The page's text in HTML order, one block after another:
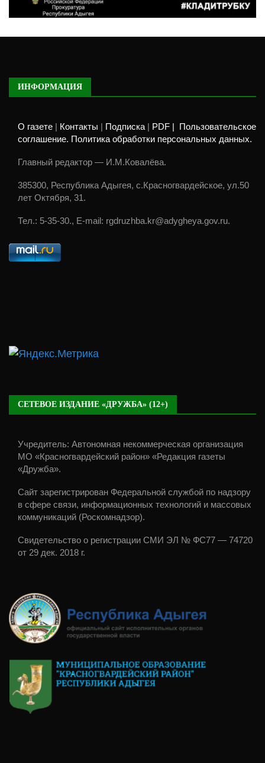
ИНФОРМАЦИЯ
О газете Контакты Подписка PDF |
Пользовательское
соглашение. Политика обработки персональных данных.
Главный редактор — И.М.Ковалёва.
385300, Республика Адыгея, с.Красногвардейское, ул.50
лет Октября, 31.
Тел.: 5-35-30., E-mail: rgdruzhba.kr@adygheya.gov.ru.
СЕТЕВОЕ ИЗДАНИЕ «ДРУЖБА» (12+)
Учредитель: Автономная некоммерческая организация
МО «Красногвардейский район» «Редакция газеты
«Дружба».
Сайт зарегистрирован Федеральной службой по надзору
в сфере связи, информационных технологий и массовых
коммуникаций (Роскомнадзор).
Свидетельство о регистрации СМИ ЭЛ № ФС77 — 74720
от 29 дек. 2018 г.